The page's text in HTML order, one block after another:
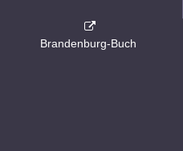
Brandenburg-Buch